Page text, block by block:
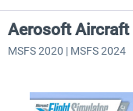
Aerosoft Aircraft
MSFS 2020 | MSFS 2024